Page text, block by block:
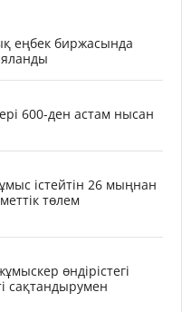
еңбек биржасында
600-ден астам нысан
істейтін 26 мыңнан
төлем
өндірістегі
сақтандырумен